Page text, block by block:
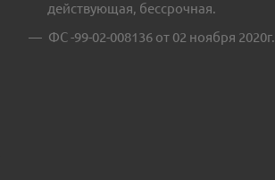
действующая, бессрочная.
ФС -99-02-008136 от 02 ноября 2020г.